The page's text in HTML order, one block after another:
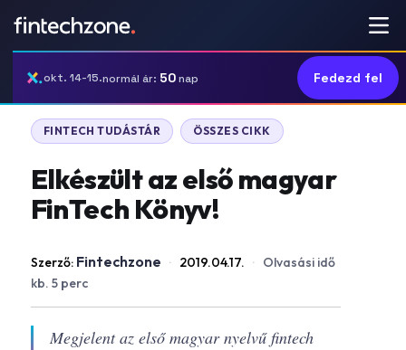
okt. 14-15.normál ár: 50nap Fedezd fel
FINTECH TUDÁSTÁR ÖSSZES CIKK
Elkészült az első magyar
FinTech Könyv!
Szerző: Fintechzone · 2019.04.17. · Olvasási idő
kb. 5 perc
Megjelent az első magyar nyelvű fintech